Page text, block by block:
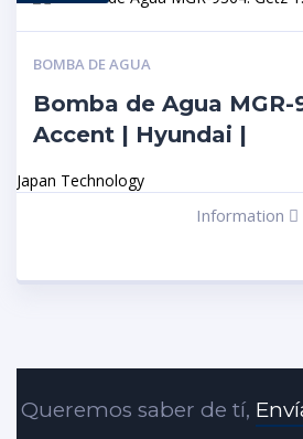
BOMBA DE AGUA
Bomba de Agua MGR-
Accent | Hyundai |
Japan Technology
Information
Queremos saber de tí,